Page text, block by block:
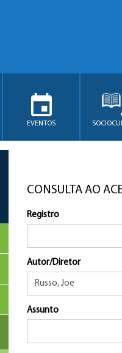
EVENTOS
CONSULTA AO
Registro
Autor/Diretor
Assunto